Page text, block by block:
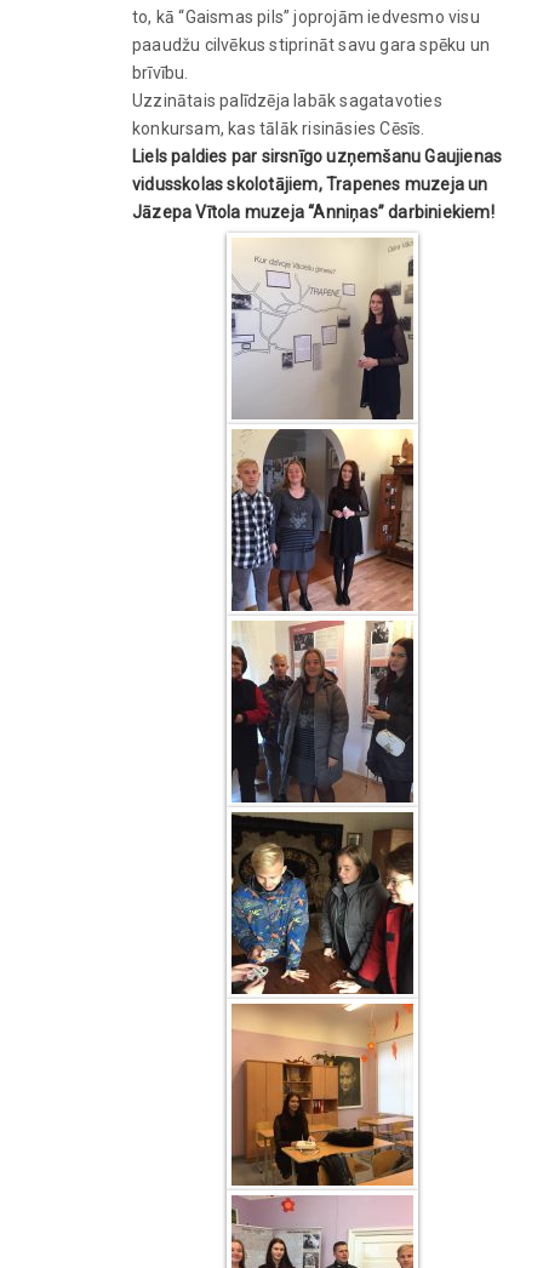
to, kā “Gaismas pils” joprojām iedvesmo visu
paaudžu cilvēkus stiprināt savu gara spēku un
brīvību.
Uzzinātais palīdzēja labāk sagatavoties
konkursam, kas tālāk risināsies Cēsīs.
Liels paldies par sirsnīgo uzņemšanu Gaujienas
vidusskolas skolotājiem, Trapenes muzeja un
Jāzepa Vītola muzeja “Anniņas” darbiniekiem!